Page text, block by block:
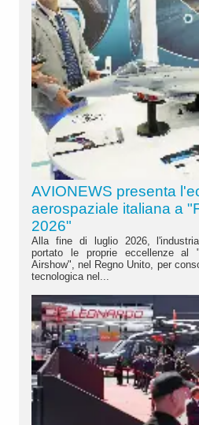
AVIONEWS presenta
aerospaziale italiana a
2026"
Alla fine di luglio 2026,
portato le proprie eccellenze al
Airshow", nel Regno Unito, per
tecnologica nel...